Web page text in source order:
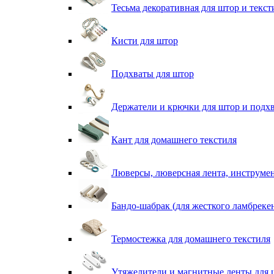
Тесьма декоративная для штор и
Кисти для штор
Подхваты для штор
Держатели и крючки для штор и
Кант для домашнего текстиля
Люверсы, люверсная лента,
Бандо-шабрак (для жесткого
Термостежка для домашнего текстиля
Утяжелители и магнитные ленты для